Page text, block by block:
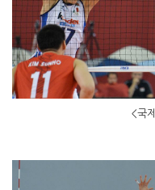
<국